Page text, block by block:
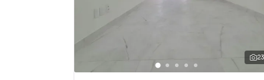
imobiliárias tradicionais. Já vendemos e
em Copacabana. Isso porque temos uma
específicas para Rio de Janeiro, o que
como consequência uma maior chance de
com um time de programadores, corretores
23